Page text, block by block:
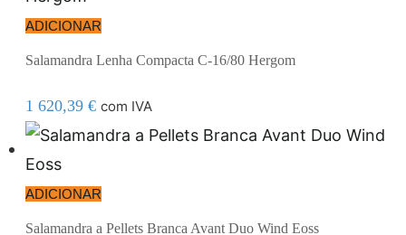
ADICIONAR
Salamandra Lenha Compacta C-16/80 Hergom
1 620,39 € com IVA
ADICIONAR
Salamandra a Pellets Branca Avant Duo Wind Eoss